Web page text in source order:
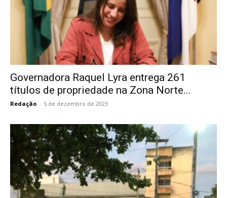
Governadora Raquel Lyra entrega 261
títulos de propriedade na Zona Norte...
Redação - 5 de dezembro de 2023